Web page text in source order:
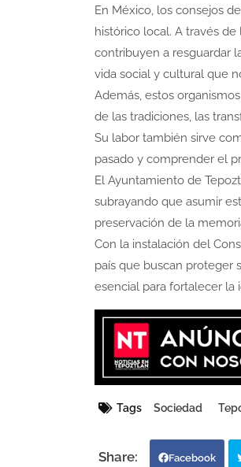
En México, los consejos
histórico local. A través
contribuyen a resguardar
vida social y cultural que
Además, estos
de las tradiciones, las
Su labor también sirve
pasado y comprender el
El Ayuntamiento de
subrayando que asumir
preservación de la
Con la instalación del
país que buscan proteger
esencial para fortalecer la
Tags Sociedad
Facebook